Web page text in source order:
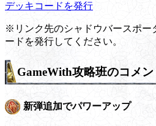
デッキコードを発行
※リンク先のシャドウバースポー
ードを発行してください。
GameWith攻略班のコメン
新弾追加でパワーアップ